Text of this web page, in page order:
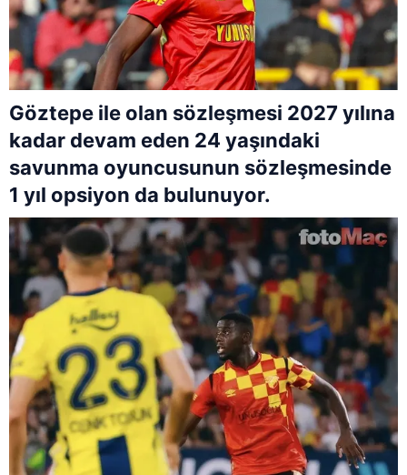
Göztepe ile olan sözleşmesi 2027 yılına
kadar devam eden 24 yaşındaki
savunma oyuncusunun sözleşmesinde
1 yıl opsiyon da bulunuyor.